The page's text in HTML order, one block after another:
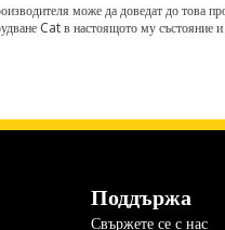
може да доведат до това
Cat в настоящото му състояние
Поддържа
Свържете се с нас